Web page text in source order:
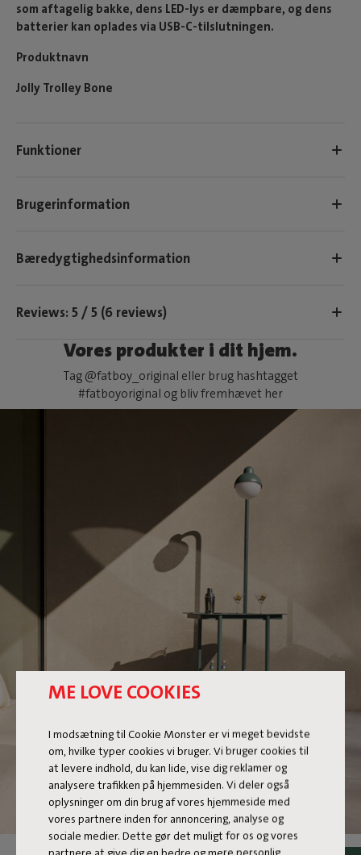
ME LOVE COOKIES
I modsætning til Cookie Monster er vi meget bevidste
om, hvilke typer cookies vi bruger. Vi bruger cookies til
at levere indhold, du kan lide, vise dig reklamer og
analysere trafikken på hjemmesiden. Vi deler også
oplysninger om din brug af vores hjemmeside med
vores partnere inden for annoncering, analyse og
sociale medier. Dette gør det muligt for os og vores
som aftagelig bakke, dens LED-lys er dæmpbare, og dens
batterier kan oplades via USB-C-tilslutningen.
Produktnavn
Jolly Trolley Bone
Funktioner
Brugerinformation
Bæredygtighedsinformation
Reviews: 5 / 5 (6 reviews)
Vores produkter i dit hjem.
Tag @fatboy_original eller brug hashtagget
#fatboyoriginal og bliv fremhævet her